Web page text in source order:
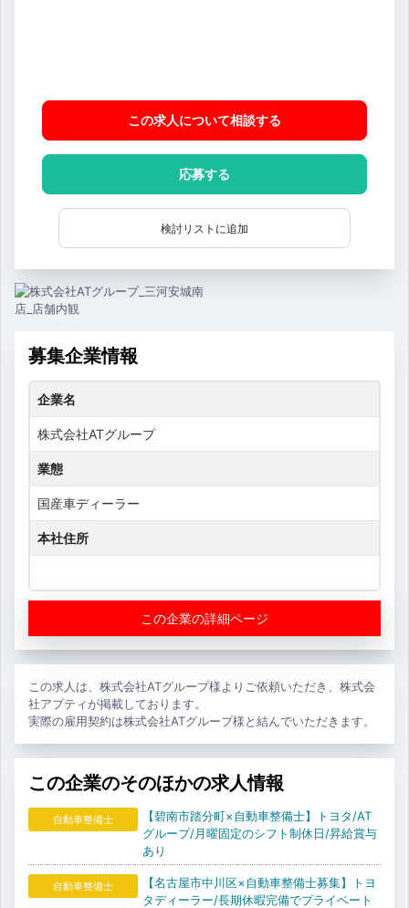
この求人について相談する
応募する
検討リストに追加
募集企業情報
企業名
株式会社ATグループ
業態
国産車ディーラー
本社住所
この企業の詳細ページ
この求人は、株式会社ATグループ様よりご依頼いただき、株式会
社アプティが掲載しております。
実際の雇用契約は株式会社ATグループ様と結んでいただきます。
この企業のそのほかの求人情報
自動車整備士
【碧南市踏分町×自動車整備士】トヨタ/AT
グループ/月曜固定のシフト制休日/昇給賞与
あり
自動車整備士
【名古屋市中川区×自動車整備士募集】トヨ
タディーラー/長期休暇完備でプライベート